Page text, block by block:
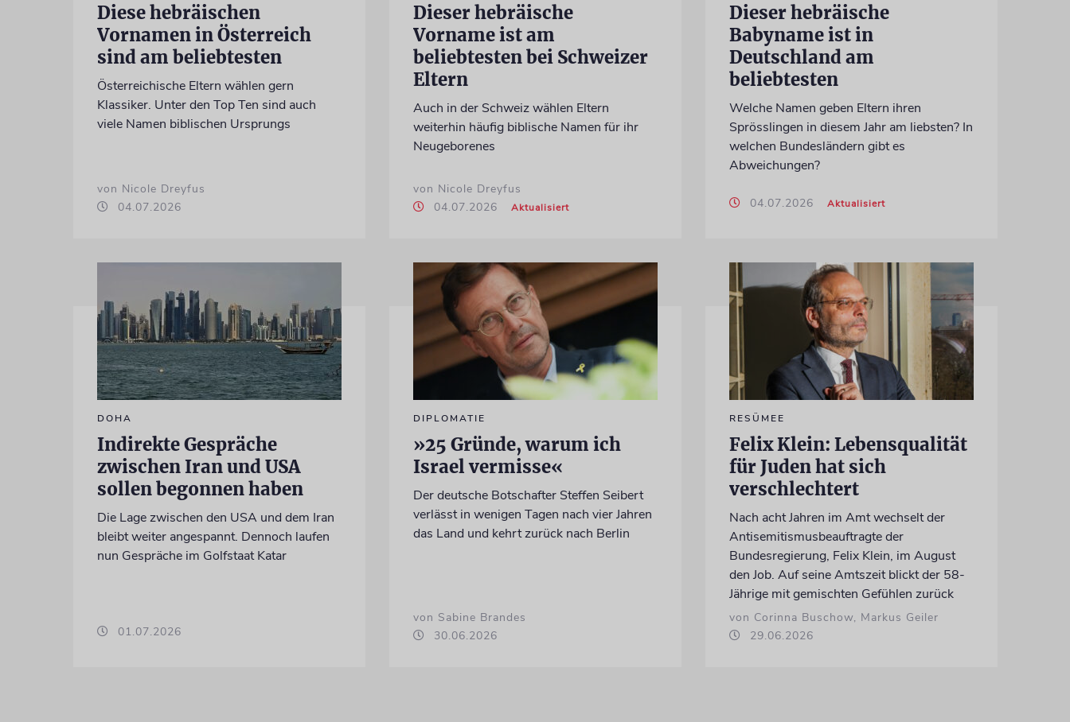
Diese hebräischen
Vornamen in Österreich
sind am beliebtesten
Österreichische Eltern wählen gern
Klassiker. Unter den Top Ten sind auch
viele Namen biblischen Ursprungs
von Nicole Dreyfus
04.07.2026
Dieser hebräische
Vorname ist am
beliebtesten bei Schweizer
Eltern
Auch in der Schweiz wählen Eltern
weiterhin häufig biblische Namen für ihr
Neugeborenes
von Nicole Dreyfus
04.07.2026
Aktualisiert
Dieser hebräische
Babyname ist in
Deutschland am
beliebtesten
Welche Namen geben Eltern ihren
Sprösslingen in diesem Jahr am liebsten? In
welchen Bundesländern gibt es
Abweichungen?
04.07.2026 Aktualisiert
DOHA
Indirekte Gespräche
zwischen Iran und USA
sollen begonnen haben
Die Lage zwischen den USA und dem Iran
bleibt weiter angespannt. Dennoch laufen
nun Gespräche im Golfstaat Katar
01.07.2026
DIPLOMATIE
»25 Gründe, warum ich
Israel vermisse«
Der deutsche Botschafter Steffen Seibert
verlässt in wenigen Tagen nach vier Jahren
das Land und kehrt zurück nach Berlin
von Sabine Brandes
30.06.2026
RESÜMEE
Felix Klein: Lebensqualität
für Juden hat sich
verschlechtert
Nach acht Jahren im Amt wechselt der
Antisemitismusbeauftragte der
Bundesregierung, Felix Klein, im August
den Job. Auf seine Amtszeit blickt der 58-
Jährige mit gemischten Gefühlen zurück
von Corinna Buschow, Markus Geiler
29.06.2026